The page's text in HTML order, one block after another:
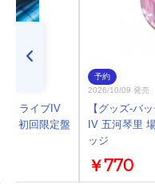
・ライブIV
初回限定盤
予約
2026/10/09 発売
【グッズ-バ
IV 五河琴里
ッジ
￥770